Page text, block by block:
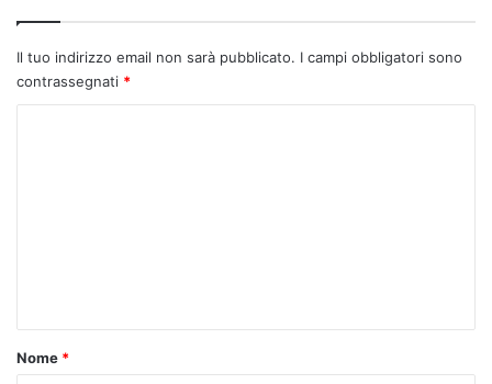
Il tuo indirizzo email non sarà pubblicato. I campi obbligatori sono
contrassegnati *
o
Nome *